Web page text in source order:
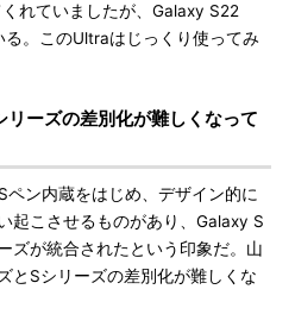
れていましたが、Galaxy S22
。このUltraはじっくり使ってみ
ーズの差別化が難しくなって
ン内蔵をはじめ、デザイン的に
起こさせるものがあり、Galaxy S
ズが統合されたという印象だ。山
とSシリーズの差別化が難しくな